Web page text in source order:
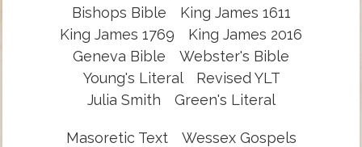
Bishops Bible
King James 1611
King James 1769
King James 2016
Geneva Bible
Webster's Bible
Young's Literal
Revised YLT
Julia Smith
Green's Literal
Masoretic Text
Wessex Gospels